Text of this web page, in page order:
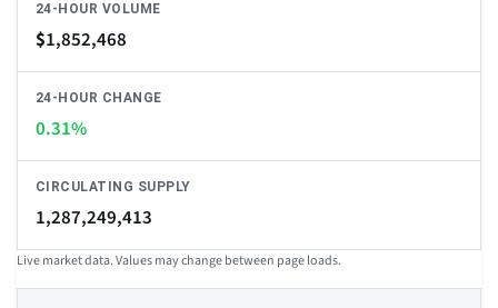
24-HOUR VOLUME
$1,852,468
24-HOUR CHANGE
0.31%
CIRCULATING SUPPLY
1,287,249,413
Live market data. Values may change between page loads.